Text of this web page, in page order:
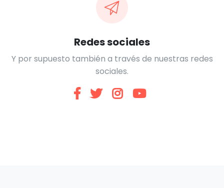
Redes sociales
Y por supuesto también a través de nuestras redes
sociales.